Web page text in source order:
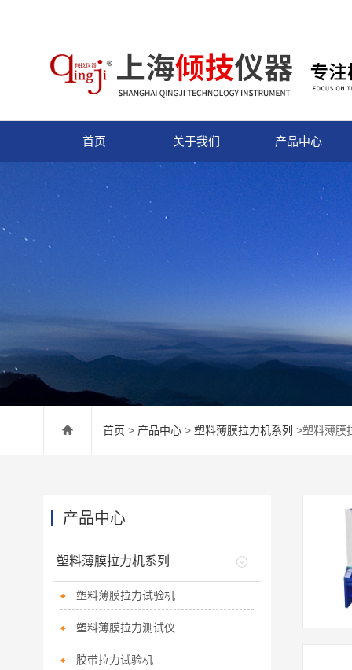
首页 关于我们 产品中心
首页 > 产品中心 > 塑料薄膜拉力机系列 >塑料薄膜
产品中心
塑料薄膜拉力机系列
塑料薄膜拉力试验机
塑料薄膜拉力测试仪
胶带拉力试验机